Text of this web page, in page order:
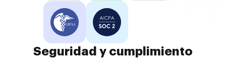
Seguridad y cumplimiento